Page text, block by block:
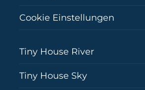
Cookie Einstellungen
Tiny House River
Tiny House Sky